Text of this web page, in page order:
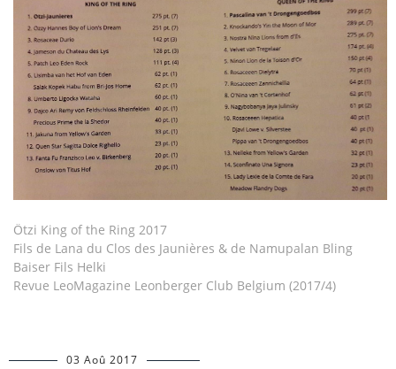
Ötzi King of the Ring 2017
Fils de Lana du Clos des Jaunières & de Namupalan Bling
Baiser Fils Helki
Revue LeoMagazine Leonberger Club Belgium (2017/4)
03 Aoû 2017